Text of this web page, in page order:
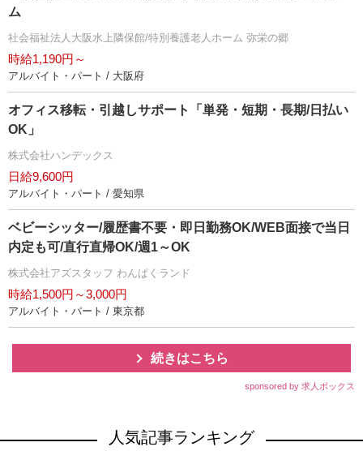
ム
社会福祉法人大阪水上隣保館/特別養護老人ホーム 弥栄の郷
時給1,190円～
アルバイト・パート / 大阪府
オフィス移転・引越しサポート「単発・短期・長期/日払い
OK」
株式会社ハンデックス
日給9,600円
アルバイト・パート / 愛知県
ベビーシッター/履歴書不要・即日勤務OK/WEB面接で当日
内定も可/直行直帰OK/週1～OK
株式会社アズスタッフ わんぱくランド
時給1,500円～3,000円
アルバイト・パート / 東京都
続きはこちら
sponsored by 求人ボックス
人気記事ランキング